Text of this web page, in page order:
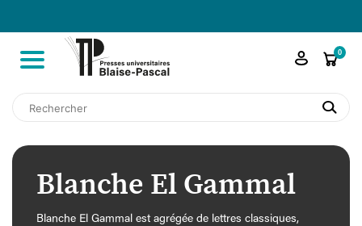
shopping_cart0

search
Blanche El Gammal
Blanche El Gammal est agrégée de lettres classiques,